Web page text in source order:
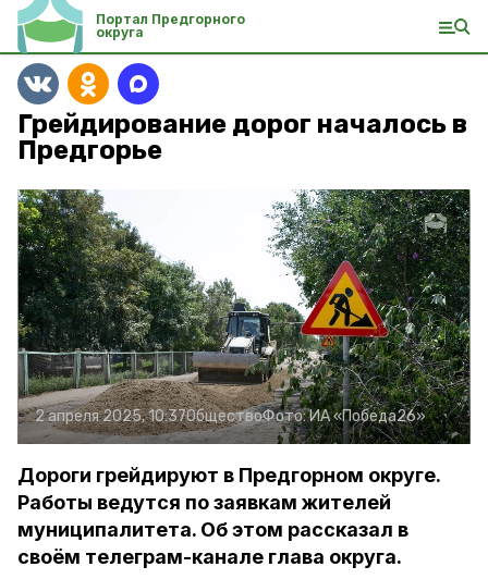
Портал Предгорного
округа
Грейдирование дорог началось в
Предгорье
2 апреля 2025, 10:37ОбществоФото:ИА «Победа26»
Дороги грейдируют в Предгорном округе.
Работы ведутся по заявкам жителей
муниципалитета. Об этом рассказал в
своём телеграм-канале глава округа.